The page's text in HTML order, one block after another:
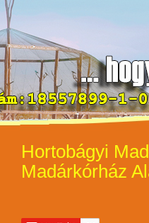
Hortobágyi
Madárkórház